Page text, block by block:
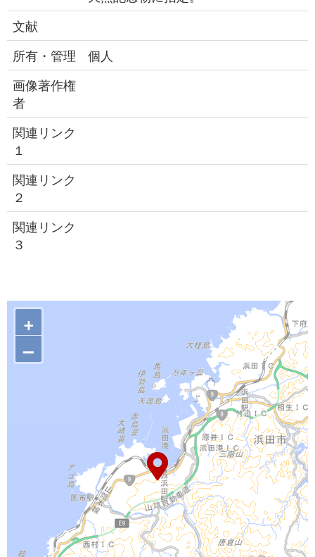
文献
所有・管理
個人
画像著作権
者
関連リンク
１
関連リンク
２
関連リンク
３
+
–